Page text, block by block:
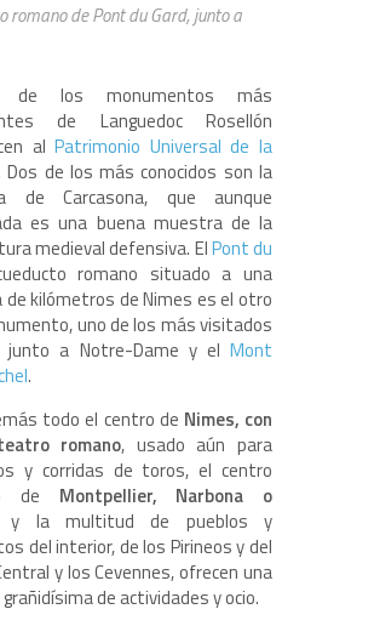
romano de Pont du Gard, junto a
de los monumentos más
de Languedoc Rosellón
alPatrimonio Universal de la
Dos de los más conocidos son la
de Carcasona, que aunque
es una buena muestra de la
medieval defensiva. ElPont du
romano situado a una
kilómetros de Nimes es el otro
uno de los más visitados
junto a Notre-Dame y el Mont
.
todo el centro de Nimes, con
romano, usado aún para
y corridas de toros, el centro
de Montpellier, Narbona o
y la multitud de pueblos y
del interior, de los Pirineos y del
y los Cevennes, ofrecen una
de actividades y ocio.